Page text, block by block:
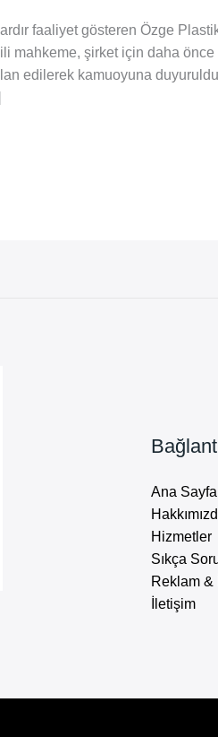
faaliyet gösteren Özge
mahkeme, şirket için daha
edilerek kamuoyuna
Ana Sayfa
Hizmetler
Sıkça
Reklam &
İletişim